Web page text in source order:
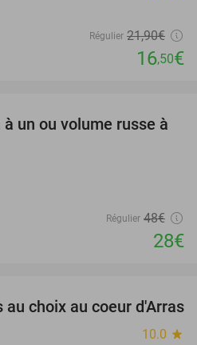
Régulier 21,90€
16,50€
42%
un ou volume russe à
Régulier 48€
28€
38%
choix au coeur d'Arras
10.0 star